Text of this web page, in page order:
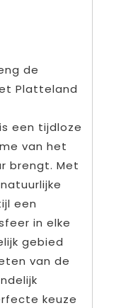
de
Platteland
een tijdloze
van het
brengt. Met
een
in elke
gebied
van de
keuze